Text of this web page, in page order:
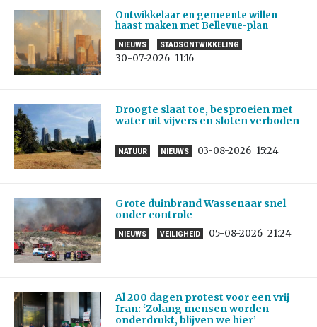
Ontwikkelaar en gemeente willen
haast maken met Bellevue-plan
NIEUWS STADSONTWIKKELING
30-07-2026 11:16
Droogte slaat toe, besproeien met
water uit vijvers en sloten verboden
NATUUR NIEUWS 03-08-2026 15:24
Grote duinbrand Wassenaar snel
onder controle
NIEUWS VEILIGHEID 05-08-2026 21:24
Al 200 dagen protest voor een vrij
Iran: ‘Zolang mensen worden
onderdrukt, blijven we hier’